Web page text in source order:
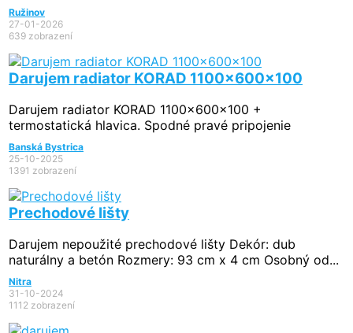
Ružinov
27-01-2026
639 zobrazení
Darujem radiator KORAD 1100x600x100
Darujem radiator KORAD 1100x600x100 +
termostatická hlavica. Spodné pravé pripojenie
Banská Bystrica
25-10-2025
1391 zobrazení
Prechodové lišty
Darujem nepoužité prechodové lišty Dekór: dub
naturálny a betón Rozmery: 93 cm x 4 cm Osobný od...
Nitra
31-10-2024
1112 zobrazení